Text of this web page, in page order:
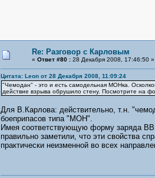
Re: Разговор с Карловым
« Ответ #80 :28 Декабря 2008, 17:46:50 »
Цитата: Leon от 28 Декабря 2008, 11:09:24
"Чемодан" - это и есть самодельная МОНка.
действие взрыва обрушило стену. Посмотрите на
Для В.Карлова: действительно, т.н.
боеприпасов типа "МОН".
Имея соответствующую форму заряда
правильно заметили, что эти свойства
практически неизменной во всех